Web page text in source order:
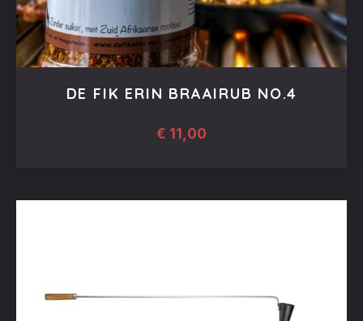
DE FIK ERIN BRAAIRUB NO.4
€ 11,00